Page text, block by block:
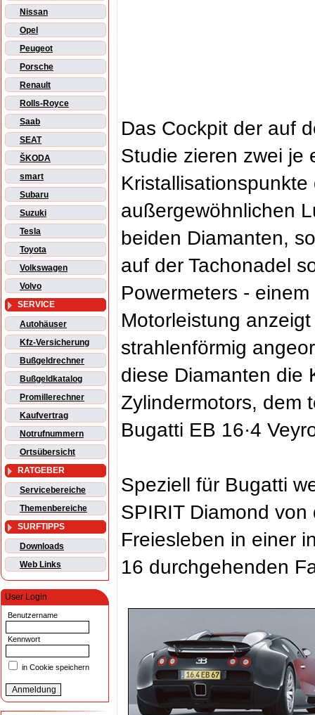
Nissan
Opel
Peugeot
Porsche
Renault
Rolls-Royce
Saab
SEAT
ŠKODA
smart
Subaru
Suzuki
Tesla
Toyota
Volkswagen
Volvo
SERVICE
Autohäuser
Kfz-Versicherung
Bußgeldrechner
Bußgeldkatalog
Promillerechner
Kaufvertrag
Notrufnummern
Ortsübersicht
RATGEBER
Servicebereiche
Themenbereiche
SURFTIPPS
Downloads
Web Links
User Login
Benutzername
Kennwort
in Cookie speichern
Das Cockpit der auf
Studie zieren zwei je
außergewöhnlichen
beiden Diamanten,
auf der Tachonadel
Powermeters -
Motorleistung
strahlenförmig
diese Diamanten die
Zylindermotors, dem
Bugatti EB 16·4
Speziell für Bugatti
SPIRIT Diamond
Freiesleben in einer
16 durchgehenden